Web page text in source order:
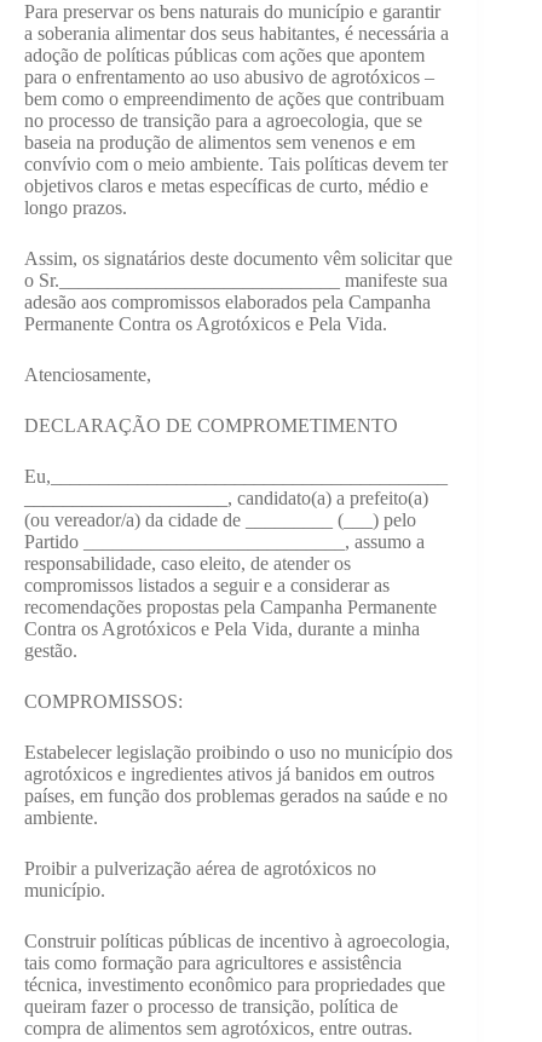
Para preservar os bens naturais do município e garantir
a soberania alimentar dos seus habitantes, é necessária a
adoção de políticas públicas com ações que apontem
para o enfrentamento ao uso abusivo de agrotóxicos –
bem como o empreendimento de ações que contribuam
no processo de transição para a agroecologia, que se
baseia na produção de alimentos sem venenos e em
convívio com o meio ambiente. Tais políticas devem ter
objetivos claros e metas específicas de curto, médio e
longo prazos.
Assim, os signatários deste documento vêm solicitar que
o Sr._____________________________ manifeste sua
adesão aos compromissos elaborados pela Campanha
Permanente Contra os Agrotóxicos e Pela Vida.
Atenciosamente,
DECLARAÇÃO DE COMPROMETIMENTO
Eu,_________________________________________
_____________________, candidato(a) a prefeito(a)
(ou vereador/a) da cidade de _________ (___) pelo
Partido ___________________________, assumo a
responsabilidade, caso eleito, de atender os
compromissos listados a seguir e a considerar as
recomendações propostas pela Campanha Permanente
Contra os Agrotóxicos e Pela Vida, durante a minha
gestão.
COMPROMISSOS:
Estabelecer legislação proibindo o uso no município dos
agrotóxicos e ingredientes ativos já banidos em outros
países, em função dos problemas gerados na saúde e no
ambiente.
Proibir a pulverização aérea de agrotóxicos no
município.
Construir políticas públicas de incentivo à agroecologia,
tais como formação para agricultores e assistência
técnica, investimento econômico para propriedades que
queiram fazer o processo de transição, política de
compra de alimentos sem agrotóxicos, entre outras.